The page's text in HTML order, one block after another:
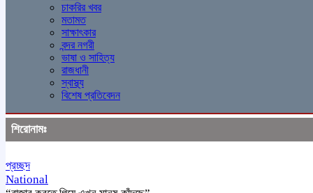
চাকরির খবর
মতামত
সাক্ষাৎকার
বন্দর নগরী
ভাষা ও সাহিত্য
রাজধানী
স্বাস্থ্য
বিশেষ প্রতিবেদন
শিরোনামঃ
প্রচ্ছদ
National